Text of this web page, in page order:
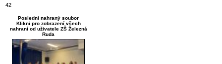
42
Poslední nahraný soubor
Klikni pro zobrazení všech
nahraní od uživatele ZŠ Železná
Ruda